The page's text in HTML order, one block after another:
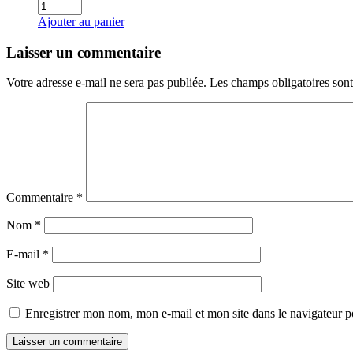
quantité
de
Oignon
(≃500g)
Ajouter au panier
Laisser un commentaire
Votre adresse e-mail ne sera pas publiée. Les champs obligatoires
Commentaire *
Nom *
E-mail *
Site web
Enregistrer mon nom, mon e-mail et mon site dans le navigateur